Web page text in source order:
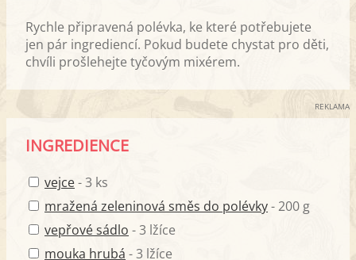
Rychle připravená polévka, ke které potřebujete
jen pár ingrediencí. Pokud budete chystat pro děti,
chvíli prošlehejte tyčovým mixérem.
REKLAMA
INGREDIENCE
vejce- 3 ks
mražená zeleninová směs do polévky- 200 g
vepřové sádlo - 3 lžíce
mouka hrubá - 3 lžíce